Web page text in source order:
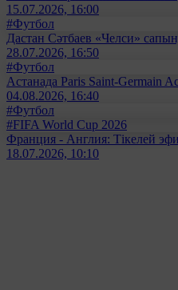
15.07.2026, 16:00
#Футбол
Дастан Сәтбаев «Челси»
28.07.2026, 16:50
#Футбол
Астанада Paris Saint-Germain
04.08.2026, 16:40
#Футбол
#FIFA World Cup 2026
Франция - Англия: Тікелей
18.07.2026, 10:10